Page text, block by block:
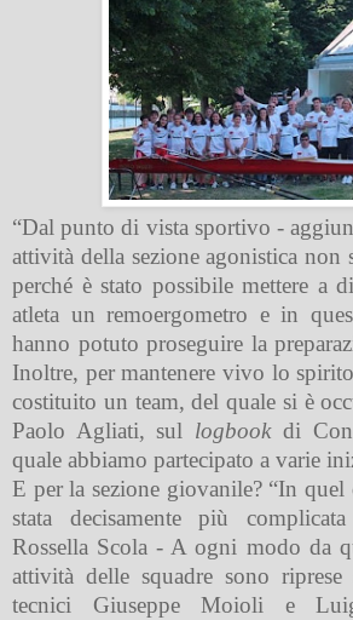
“Dal punto di vista sportivo -
attività della sezione agonistica non
perché è stato possibile mettere a
atleta un remoergometro e in
hanno potuto proseguire la
Inoltre, per mantenere vivo lo
costituito un team, del quale si è
Paolo Agliati, sul logbookdi
quale abbiamo partecipato a varie
E per la sezione giovanile? “In quel
stata decisamente più
Rossella Scola - A ogni modo da
attività delle squadre sono
tecnici Giuseppe Moioli e